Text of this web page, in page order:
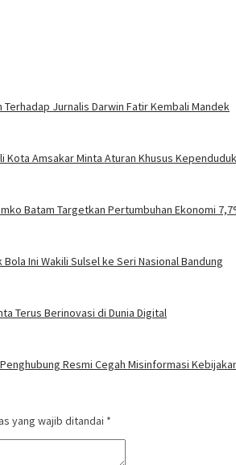
Jurnalis Darwin Fatir Kembali Mandek
Kota Amsakar Minta Aturan Khusus
Batam Targetkan Pertumbuhan Ekonomi
Ini Wakili Sulsel ke Seri Nasional Bandung
Terus Berinovasi di Dunia Digital
Resmi Cegah Misinformasi
yang wajib ditandai *